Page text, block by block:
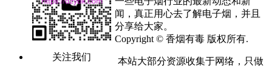
关注我们
闻，真正用心去了解电子烟，并且
分享给大家。
Copyright © 香烟有毒 版权所有.
本站大部分资源收集于网络，只做